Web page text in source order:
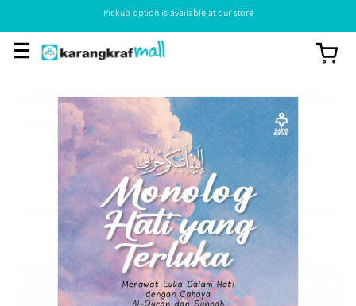
Pickup option is available at our store